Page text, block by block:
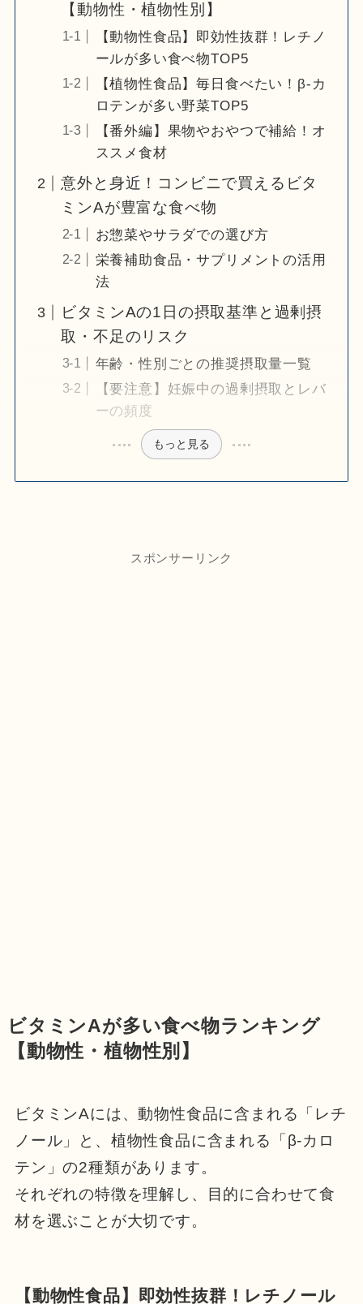
【動物性・植物性別】
【動物性食品】即効性抜群！レチノ
ールが多い食べ物TOP5
【植物性食品】毎日食べたい！β-カ
ロテンが多い野菜TOP5
【番外編】果物やおやつで補給！オ
ススメ食材
意外と身近！コンビニで買えるビタ
ミンAが豊富な食べ物
お惣菜やサラダでの選び方
栄養補助食品・サプリメントの活用
法
ビタミンAの1日の摂取基準と過剰摂
取・不足のリスク
年齢・性別ごとの推奨摂取量一覧
【要注意】妊娠中の過剰摂取とレバ
ーの頻度
もっと見る
スポンサーリンク
ビタミンAが多い食べ物ランキング
【動物性・植物性別】
ビタミンAには、動物性食品に含まれる「レチ
ノール」と、植物性食品に含まれる「β-カロ
テン」の2種類があります。
それぞれの特徴を理解し、目的に合わせて食
材を選ぶことが大切です。
【動物性食品】即効性抜群！レチノール